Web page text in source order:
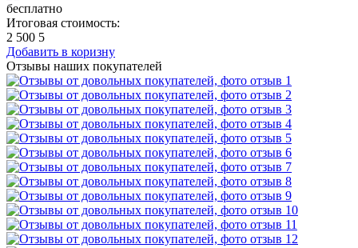
бесплатно
Итоговая стоимость:
2 500 5
Добавить в коризну
Отзывы наших покупателей